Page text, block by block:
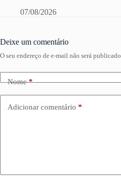
07/08/2026
Deixe um comentário
O seu endereço de e-mail não será publicado.
Nome*
Adicionar comentário *